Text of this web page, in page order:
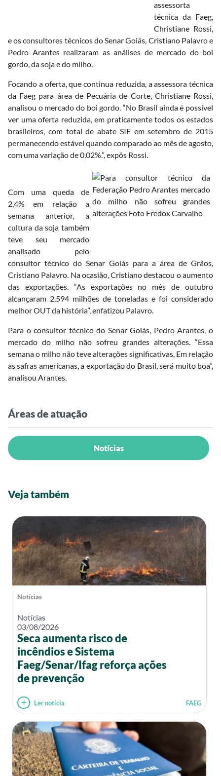
assessorta
técnica da Faeg,
Christiane Rossi,
e os consultores técnicos do Senar Goiás, Cristiano Palavro e
Pedro Arantes realizaram as análises de mercado do boi
gordo, da soja e do milho.
Focando a oferta, que continua reduzida, a assessora técnica
da Faeg para área de Pecuária de Corte, Christiane Rossi,
analisou o mercado do boi gordo. “No Brasil ainda é possível
ver uma oferta reduzida, em praticamente todos os estados
brasileiros, com total de abate SIF em setembro de 2015
permanecendo estável quando comparado ao mês de agosto,
com uma variação de 0,02%.”, expôs Rossi.
Com uma queda de
2,4% em relação a
semana anterior, a
cultura da soja também
teve seu mercado
analisado pelo
consultor técnico do Senar Goiás para a área de Grãos,
Cristiano Palavro. Na ocasião, Cristiano destacou o aumento
das exportações. “As exportações no mês de outubro
alcançaram 2,594 milhões de toneladas e foi considerado
melhor OUT da história”, enfatizou Palavro.
Para o consultor técnico do Senar Goiás, Pedro Arantes, o
mercado do milho não sofreu grandes alterações. “Essa
semana o milho não teve alterações significativas, Em relação
as safras americanas, a exportação do Brasil, será muito boa”,
analisou Arantes.
Áreas de atuação
Notícias
Veja também
Notícias
Notícias
03/08/2026
Seca aumenta risco de
incêndios e Sistema
Faeg/Senar/Ifag reforça ações
de prevenção
Ler notícia FAEG